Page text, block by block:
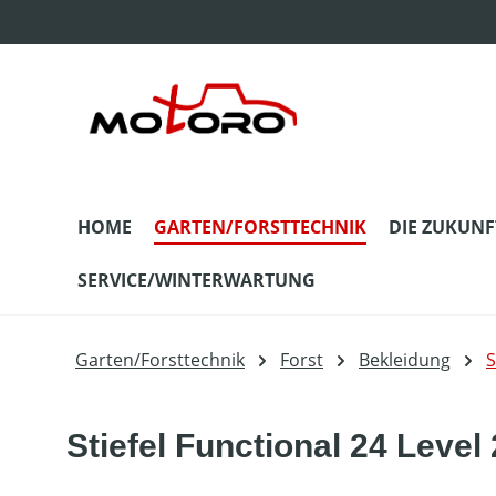
HOME GARTEN/FORSTTECHNIK DIE
SERVICE/WINTERWARTUNG
Garten/Forsttechnik Forst Bekleidung
Stiefel Functional 24 Level